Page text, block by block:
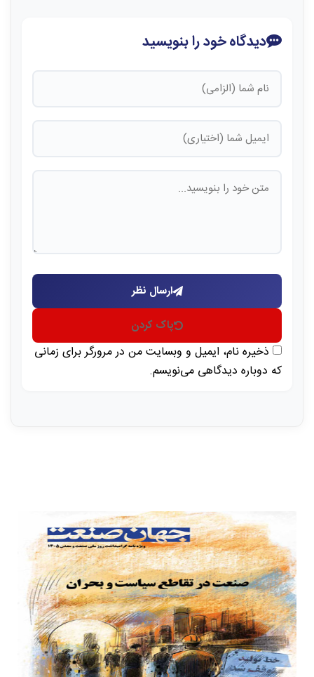
دیدگاه خود را بنویسید
ارسال نظر
پاک کردن
ذخیره نام، ایمیل و وبسایت من در مرورگر برای زمانی
که دوباره دیدگاهی می‌نویسم.